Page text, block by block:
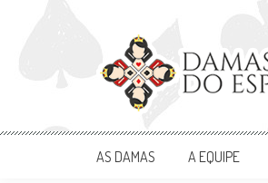
Damas do
Descobrindo talentos femininos para
AS DAMAS A EQUIPE